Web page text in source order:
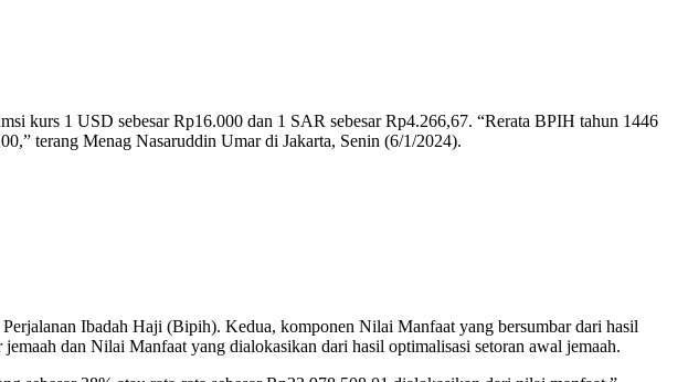
kurs 1 USD sebesar Rp16.000 dan 1 SAR sebesar Rp4.266,67. “Rerata BPIH tahun 1446
terang Menag Nasaruddin Umar di Jakarta, Senin (6/1/2024).
Ibadah Haji (Bipih). Kedua, komponen Nilai Manfaat yang bersumbar dari hasil
dan Nilai Manfaat yang dialokasikan dari hasil optimalisasi setoran awal jemaah.